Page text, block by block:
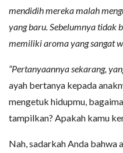
mendidih mereka malah
yang baru. Sebelumnya tidak
memiliki aroma yang sangat
“Pertanyaannya sekarang,
ayah bertanya kepada
mengetuk hidupmu,
tampilkan? Apakah kamu
Nah, sadarkah Anda bahwa